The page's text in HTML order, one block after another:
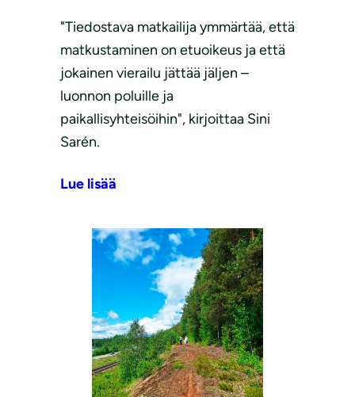
"Tiedostava matkailija ymmärtää, että
matkustaminen on etuoikeus ja että
jokainen vierailu jättää jäljen –
luonnon poluille ja
paikallisyhteisöihin", kirjoittaa Sini
Sarén.
Lue lisää